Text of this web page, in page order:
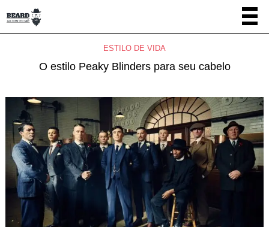
ESTILO DE VIDA
O estilo Peaky Blinders para seu cabelo